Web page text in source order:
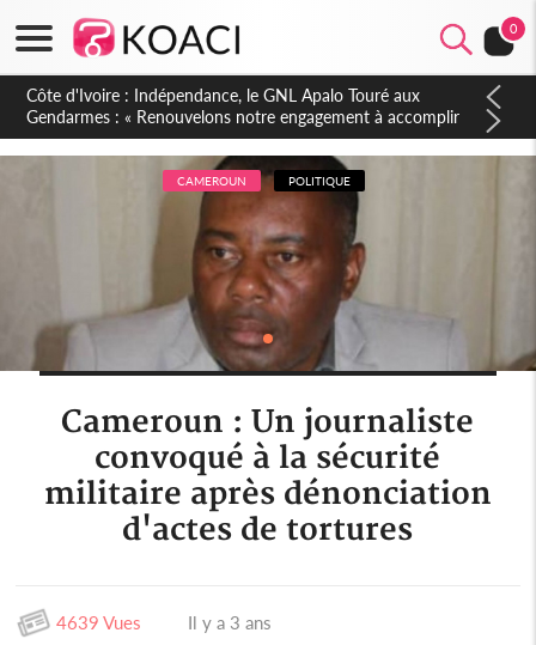
0
Sierra Leone : Un projet de réforme constitutionnelle en
gestation, points clés des amendements, un exclu d'avance
CAMEROUN POLITIQUE
Cameroun : Un journaliste
convoqué à la sécurité
militaire après dénonciation
d'actes de tortures
4639 Vues Il y a 3 ans